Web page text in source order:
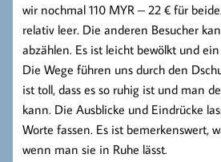
wir nochmal 110 MYR – 22 € für
relativ leer. Die anderen Besucher
abzählen. Es ist leicht bewölkt und
Die Wege führen uns durch den
ist toll, dass es so ruhig ist und man
kann. Die Ausblicke und Eindrücke
Worte fassen. Es ist bemerkenswert,
wenn man sie in Ruhe lässt.